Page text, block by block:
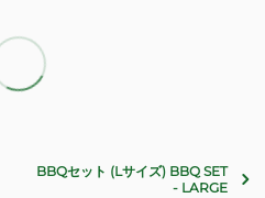
BBQセット (Lサイズ) BBQ SET
- LARGE